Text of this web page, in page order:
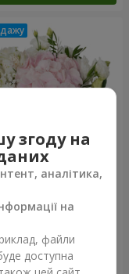
"Ніжний дотик"
Замовити
згоду на
аналітика,
на
файли
доступна